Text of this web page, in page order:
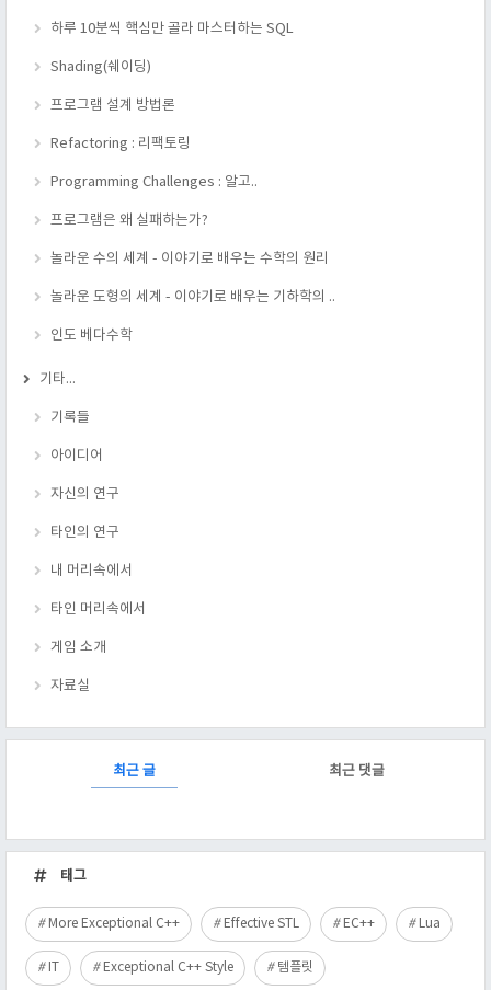
하루 10분씩 핵심만 골라 마스터하는 SQL
Shading(쉐이딩)
프로그램 설계 방법론
Refactoring : 리팩토링
Programming Challenges : 알고..
프로그램은 왜 실패하는가?
놀라운 수의 세계 - 이야기로 배우는 수학의 원리
놀라운 도형의 세계 - 이야기로 배우는 기하학의 ..
인도 베다수학
기타...
기록들
아이디어
자신의 연구
타인의 연구
내 머리속에서
타인 머리속에서
게임 소개
자료실
최근 글 최근 댓글
근
글
태그
More Exceptional C++ Effective STL EC++ Lua
IT Exceptional C++ Style 템플릿